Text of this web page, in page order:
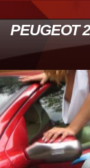
PEUGEOT